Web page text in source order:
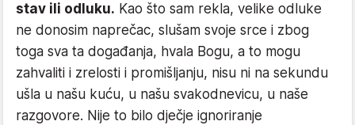
stav ili odluku. Kao što sam rekla, velike odluke
ne donosim naprečac, slušam svoje srce i zbog
toga sva ta događanja, hvala Bogu, a to mogu
zahvaliti i zrelosti i promišljanju, nisu ni na sekundu
ušla u našu kuću, u našu svakodnevicu, u naše
razgovore. Nije to bilo dječje ignoriranje